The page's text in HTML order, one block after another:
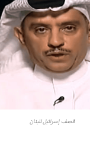
قصف إسرائيل للبنان